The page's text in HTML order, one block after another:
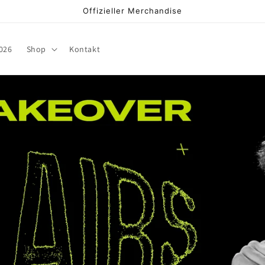
Offizieller Merchandise
Shop Kontakt